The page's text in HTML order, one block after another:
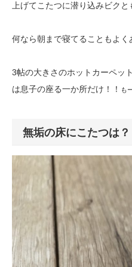
上げてこたつに潜り込みビク
何なら朝まで寝てることもよく
3帖の大きさのホットカーペッ
は息子の座る一か所だけ！！
も
無垢の床にこたつは？